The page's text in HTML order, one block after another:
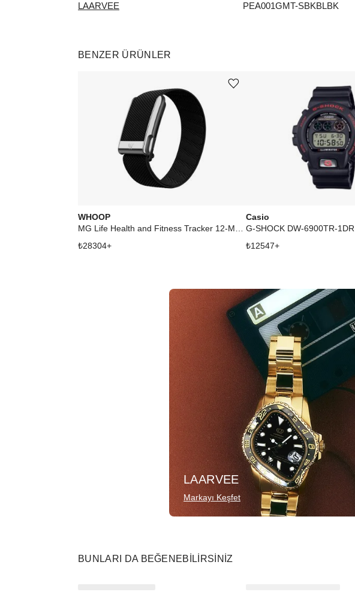
LAARVEE
PEA001GMT-SBKBLBK
BENZER ÜRÜNLER
WHOOP
MG Life Health and Fitness Tracker 12‑Month Membership Obsidian Titanium
₺28304+
Ürünü istek listesine ekle veya listeden çıkar
Casio
G-SHOCK DW-6900TR-1DR
₺12547+
LAARVEE
Markayı Keşfet
BUNLARI DA BEĞENEBILIRSINIZ